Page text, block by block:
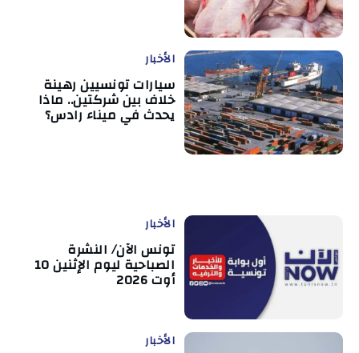
الأخبار
سيارات تونسيين رهينة
خلاف بين شركتين.. ماذا
يحدث في ميناء رادس؟
الأخبار
تونس الآن/ النشرة
الصباحية ليوم الإثنين 10
أوت 2026
الأخبار